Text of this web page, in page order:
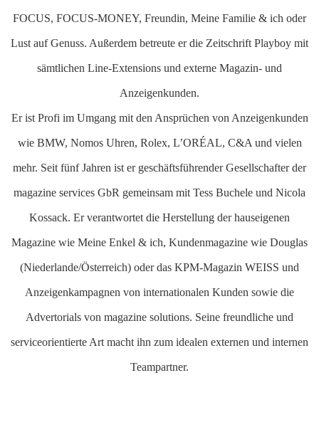
FOCUS, FOCUS-MONEY, Freundin, Meine Familie & ich oder
Lust auf Genuss. Außerdem betreute er die Zeitschrift Playboy mit
sämtlichen Line-Extensions und externe Magazin- und
Anzeigenkunden.
Er ist Profi im Umgang mit den Ansprüchen von Anzeigenkunden
wie BMW, Nomos Uhren, Rolex, L’ORÉAL, C&A und vielen
mehr. Seit fünf Jahren ist er geschäftsführender Gesellschafter der
magazine services GbR gemeinsam mit Tess Buchele und Nicola
Kossack. Er verantwortet die Herstellung der hauseigenen
Magazine wie Meine Enkel & ich, Kundenmagazine wie Douglas
(Niederlande/Österreich) oder das KPM-Magazin WEISS und
Anzeigenkampagnen von internationalen Kunden sowie die
Advertorials von magazine solutions. Seine freundliche und
serviceorientierte Art macht ihn zum idealen externen und internen
Teampartner.